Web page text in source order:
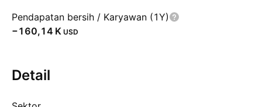
Pendapatan bersih / Karyawan (1Y)
‪−160,14 K‬ USD
Detail